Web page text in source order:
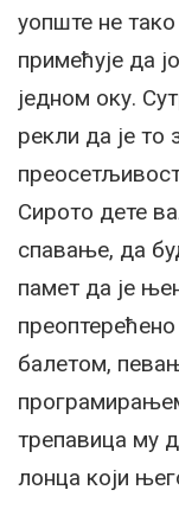
уопште не
примећује да
једном оку.
рекли да је то
Сирото дете
спавање, да
памет да је
балетом,
трепавица му
лонца који